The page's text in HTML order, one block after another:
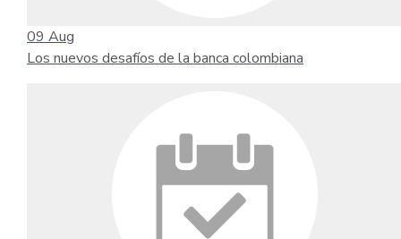
09 Aug
Los nuevos desafíos de la banca colombiana